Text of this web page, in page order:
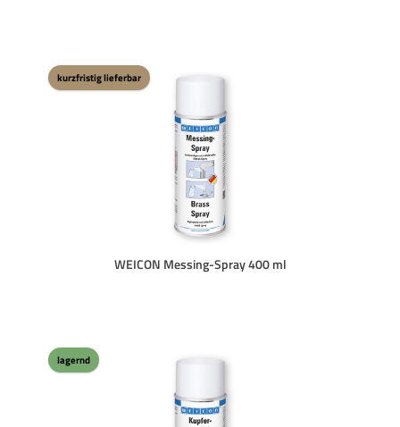
kurzfristig lieferbar
WEICON Messing-Spray 400 ml
lagernd